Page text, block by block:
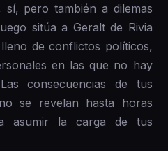
pero también a dilemas
sitúa a Geralt de Rivia
de conflictos políticos,
en las que no hay
consecuencias de tus
se revelan hasta horas
a asumir la carga de tus